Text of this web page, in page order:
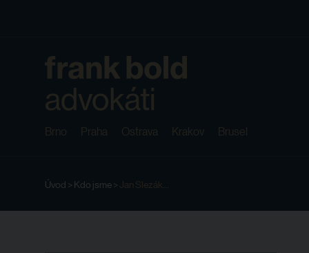
Brno Praha Ostrava Krakov Brusel
Úvod > Kdo jsme> Jan Slezák...